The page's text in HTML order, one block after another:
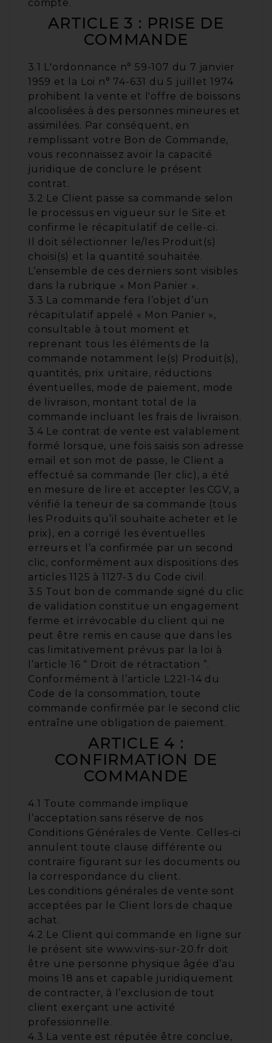
compte.
ARTICLE 3 : PRISE DE
COMMANDE
3.1 L'ordonnance n° 59-107 du 7 janvier
1959 et la Loi n° 74-631 du 5 juillet 1974
prohibent la vente et l'offre de boissons
alcoolisées à des personnes mineures et
assimilées. Par conséquent, en
remplissant votre Bon de Commande,
vous reconnaissez avoir la capacité
juridique de conclure le présent
contrat.
3.2 Le Client passe sa commande selon
le processus en vigueur sur le Site et
confirme le récapitulatif de celle-ci.
Il doit sélectionner le/les Produit(s)
choisi(s) et la quantité souhaitée.
L’ensemble de ces derniers sont visibles
dans la rubrique « Mon Panier ».
3.3 La commande fera l’objet d’un
récapitulatif appelé « Mon Panier »,
consultable à tout moment et
reprenant tous les éléments de la
commande notamment le(s) Produit(s),
quantités, prix unitaire, réductions
éventuelles, mode de paiement, mode
de livraison, montant total de la
commande incluant les frais de livraison.
3.4 Le contrat de vente est valablement
formé lorsque, une fois saisis son adresse
email et son mot de passe, le Client a
effectué sa commande (1er clic), a été
en mesure de lire et accepter les CGV, a
vérifié la teneur de sa commande (tous
les Produits qu’il souhaite acheter et le
prix), en a corrigé les éventuelles
erreurs et l’a confirmée par un second
clic, conformément aux dispositions des
articles 1125 à 1127-3 du Code civil.
3.5 Tout bon de commande signé du clic
de validation constitue un engagement
ferme et irrévocable du client qui ne
peut être remis en cause que dans les
cas limitativement prévus par la loi à
l’article 16 “ Droit de rétractation ”.
Conformément à l’article L221-14 du
Code de la consommation, toute
commande confirmée par le second clic
entraîne une obligation de paiement.
ARTICLE 4 :
CONFIRMATION DE
COMMANDE
4.1 Toute commande implique
l’acceptation sans réserve de nos
Conditions Générales de Vente. Celles-ci
annulent toute clause différente ou
contraire figurant sur les documents ou
la correspondance du client.
Les conditions générales de vente sont
acceptées par le Client lors de chaque
achat.
4.2 Le Client qui commande en ligne sur
le présent site www.vins-sur-20.fr doit
être une personne physique âgée d’au
moins 18 ans et capable juridiquement
de contracter, à l’exclusion de tout
client exerçant une activité
professionnelle.
4.3 La vente est réputée être conclue,